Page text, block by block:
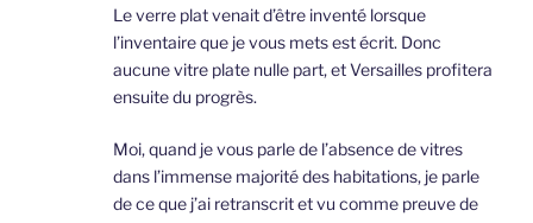
Le verre plat venait d’être inventé lorsque
l’inventaire que je vous mets est écrit. Donc
aucune vitre plate nulle part, et Versailles profitera
ensuite du progrès.
Moi, quand je vous parle de l’absence de vitres
dans l’immense majorité des habitations, je parle
de ce que j’ai retranscrit et vu comme preuve de